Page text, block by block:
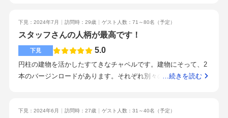
うに対応していただけるかを重要視しました。プランナーさん
を始め、スタッフの方の雰囲気で判断しました。出来る限りの
ました。何と言ってもスタッフさんの対応のよさです。プラン
ナーさんもフェアでお世話になったスタッフさんも、上司の方
も本当に素敵でした。関わるスタッフの方すべてが親切丁寧
色や雰囲気にも変えられそうな無難な色合い。試食はケーキし
か出てこなかったので、お料理の味は分からない。ケーキはと
ンチビュッフェの味は良くも悪くもホテルの味。感動するほど
おいしくも無いし、全てホテル水準の美味しさはある。とにか
くアクセスは良い。新横浜駅に着いたらまず見える建物で、新
が憧れの人もあるかもしれないと思った。商業施設と繋がって
ました勧誘はないので見に行くのもありかもですでも、チャペ
ルが少し独特でシンプルが好きな私には合いませんでした。横
に歩く感じなので写真も撮りづらいかも
下見：2024年7月 訪問時：29歳 ゲスト人数：71～80名 （予定）
スタッフさんの人柄が最高です！
下見 5.0
円柱の建物を活かしたすてきなチャペルです。建物にそって、2
本のバージンロードがあります。それぞれ別々の道を歩んでき
と思いました。2人が最後壇上にあがると、閉まっていたカーテ
…続きを読む
下見：2024年6月 訪問時：27歳 ゲスト人数：31～40名 （予定）